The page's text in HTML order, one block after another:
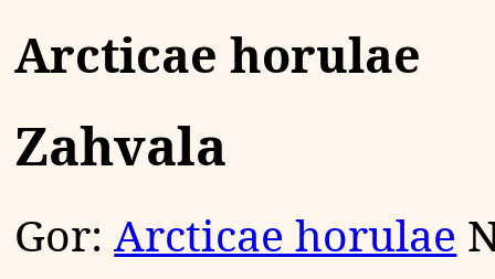
Arcticae horulae
Zahvala
Gor:Arcticae horulae